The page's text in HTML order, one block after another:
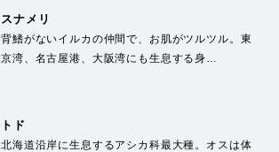
スナメリ
背鰭がないイルカの仲間で、お肌がツルツル。東
京湾、名古屋港、大阪湾にも生息する身…
トド
北海道沿岸に生息するアシカ科最大種。オスは体